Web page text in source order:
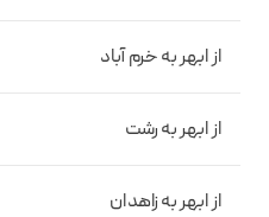
از ابهر به خرم آباد
از ابهر به رشت
از ابهر به زاهدان